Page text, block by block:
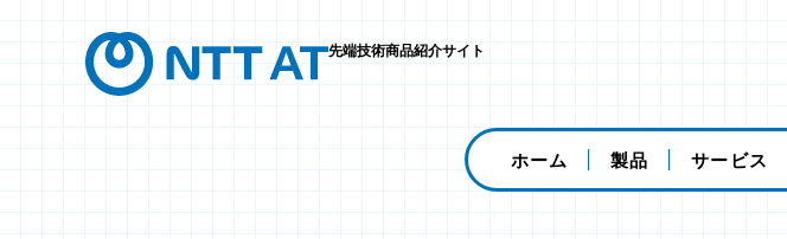
先端技術商品紹介サイト
ホーム 製品 サービス